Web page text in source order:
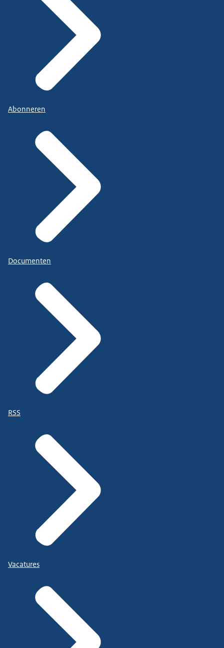
Abonneren
Documenten
RSS
Vacatures